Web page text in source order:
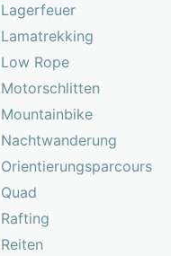
Lagerfeuer
Lamatrekking
Low Rope
Motorschlitten
Mountainbike
Nachtwanderung
Orientierungsparcours
Quad
Rafting
Reiten